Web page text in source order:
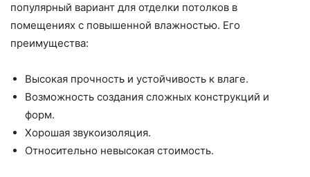
популярный вариант для отделки потолков в
помещениях с повышенной влажностью. Его
преимущества:
Высокая прочность и устойчивость к влаге.
Возможность создания сложных конструкций и
форм.
Хорошая звукоизоляция.
Относительно невысокая стоимость.